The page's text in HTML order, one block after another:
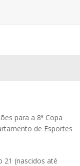
para a 8ª Copa
de Esportes
21 (nascidos até